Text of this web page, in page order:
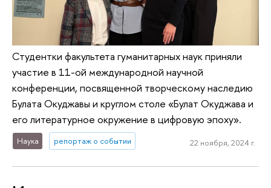
Студентки факультета гуманитарных наук приняли
участие в 11-ой международной научной
конференции, посвященной творческому наследию
Булата Окуджавы и круглом столе «Булат Окуджава и
его литературное окружение в цифровую эпоху».
Наука репортаж о событии 22 ноября, 2024 г.